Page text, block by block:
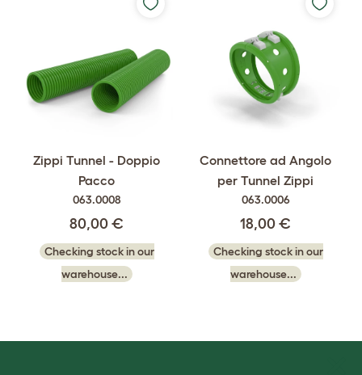
Zippi Tunnel - Doppio
Pacco
063.0008
80,00 €
Checking stock in our
warehouse...
Connettore ad Angolo
per Tunnel Zippi
063.0006
18,00 €
Checking stock in our
warehouse...